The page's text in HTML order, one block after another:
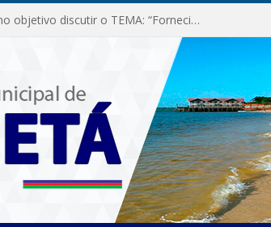
Audiência Pública que tem como objetivo discutir o TEMA: “Fornecimento de Energia Elétrica em Debate: Tarifas, Qualidade e Atendimento dos Serviços”